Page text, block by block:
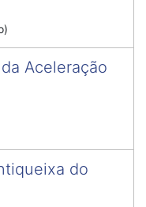
Aceleração
do